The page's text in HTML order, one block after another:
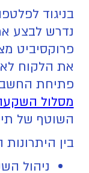
בניגוד
נדרש לבצע
את הלקוח
פתיחת
מסלול
השוטף של
בין
ניהול